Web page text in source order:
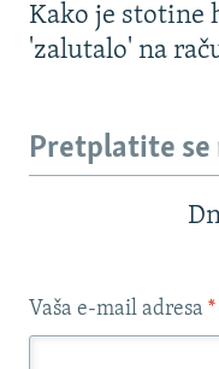
Kako je stotine
'zalutalo' na
Pretplatite se
Vaša e-mail adresa *